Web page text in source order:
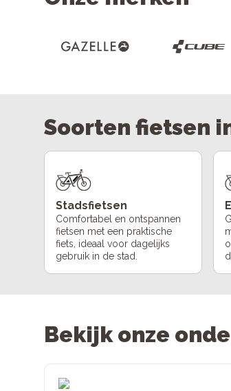
Soorten fietsen
Stadsfietsen
Comfortabel en ontspannen
fietsen met een praktische
fiets, ideaal voor dagelijks
gebruik in de stad.
Bekijk onze